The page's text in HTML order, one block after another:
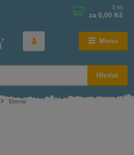
Menu
Hledat
0 ks
za 0,00 Kč
Eternal